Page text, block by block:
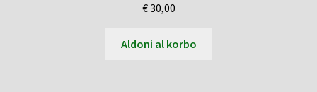
€30,00
Aldoni al korbo